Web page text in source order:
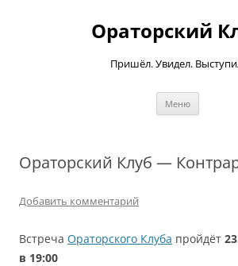
Ораторский
Пришёл. Увидел.
Меню
Ораторский Клуб —
Добавить комментарий
Встреча Ораторского Клуба пройдёт
в 19:00